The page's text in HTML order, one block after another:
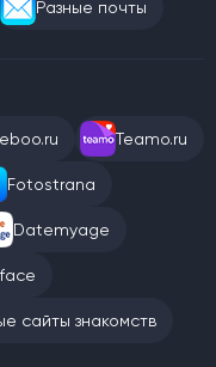
Разные почты
Teamo.ru
Fotostrana
Datemyage
сайты знакомств